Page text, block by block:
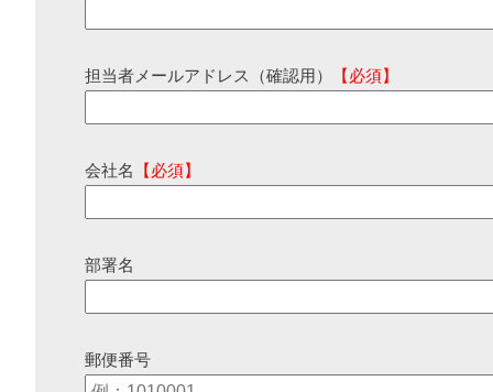
担当者メールアドレス（確認用） 【必須】
会社名 【必須】
部署名
郵便番号